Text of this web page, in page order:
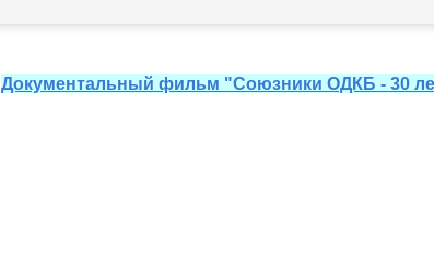
Документальный фильм "Союзники ОДКБ - 30